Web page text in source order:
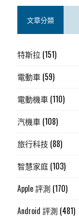
文章分類
特斯拉 (151)
電動車 (59)
電動機車 (110)
汽機車 (108)
旅行科技 (88)
智慧家庭 (103)
Apple 評測 (170)
Android 評測 (481)